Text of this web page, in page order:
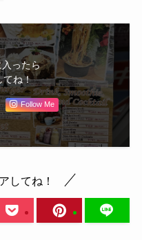
ったら
てね！
Follow Me
してね！